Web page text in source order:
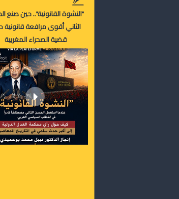
"النشوة القانونية".. حين صنع
الثاني أقوى مرافعة
قضية الصحراء المغربية